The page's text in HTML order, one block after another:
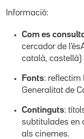
Informació:
Com es
cercador de
català, castellà)
Fonts: reflectim
Generalitat de
Continguts:
subtitulades en
als cinemes.